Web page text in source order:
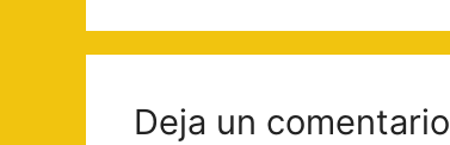
Deja un comentario